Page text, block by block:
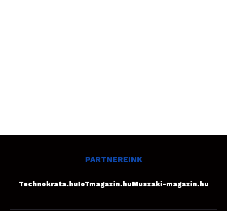
PARTNEREINK
Technokrata.huIoTmagazin.huMuszaki-magazin.hu